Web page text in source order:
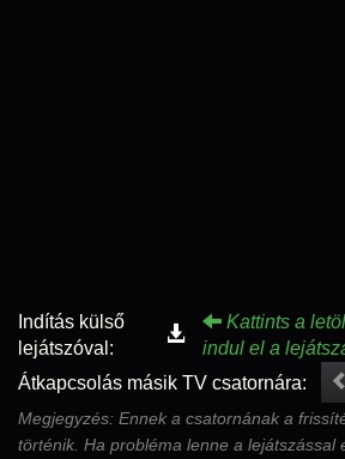
Indítás külső
lejátszóval:
Kattints a
indul el a
Átkapcsolás másik TV csatornára:
Megjegyzés: Ennek a csatornának a
történik. Ha probléma lenne a lejátszással